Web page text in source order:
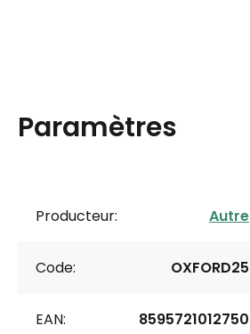
Paramètres
Producteur: Autre
Code: OXFORD25
EAN: 8595721012750